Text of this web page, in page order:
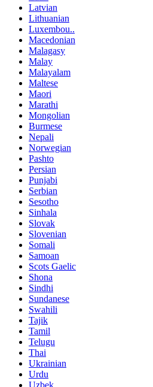
Latvian
Lithuanian
Luxembou..
Macedonian
Malagasy
Malay
Malayalam
Maltese
Maori
Marathi
Mongolian
Burmese
Nepali
Norwegian
Pashto
Persian
Punjabi
Serbian
Sesotho
Sinhala
Slovak
Slovenian
Somali
Samoan
Scots Gaelic
Shona
Sindhi
Sundanese
Swahili
Tajik
Tamil
Telugu
Thai
Ukrainian
Urdu
Uzbek